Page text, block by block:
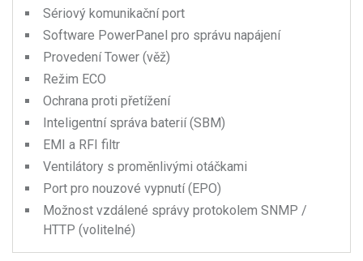
Sériový komunikační port
Software PowerPanel pro správu napájení
Provedení Tower (věž)
Režim ECO
Ochrana proti přetížení
Inteligentní správa baterií (SBM)
EMI a RFI filtr
Ventilátory s proměnlivými otáčkami
Port pro nouzové vypnutí (EPO)
Možnost vzdálené správy protokolem SNMP /
HTTP (volitelné)